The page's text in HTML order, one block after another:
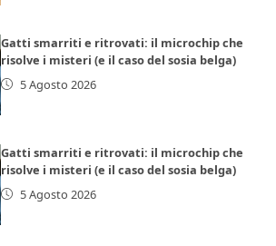
Gatti smarriti e ritrovati: il microchip che
risolve i misteri (e il caso del sosia belga)
5 Agosto 2026
Gatti smarriti e ritrovati: il microchip che
risolve i misteri (e il caso del sosia belga)
5 Agosto 2026